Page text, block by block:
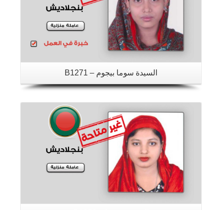
السيدة سوما بيجوم – B1271